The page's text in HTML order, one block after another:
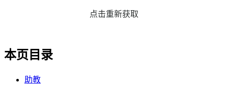
点击重新获取
本页目录
助教